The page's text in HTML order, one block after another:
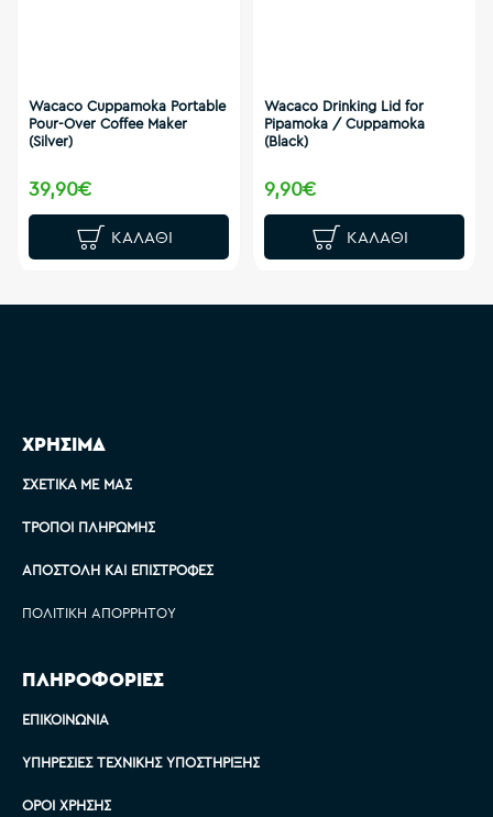
Wacaco Cuppamoka Portable
Pour-Over Coffee Maker
(Silver)
39,90€
ΚΑΛΆΘΙ
Wacaco Drinking Lid for
Pipamoka / Cuppamoka
(Black)
9,90€
ΚΑΛΆΘΙ
ΧΡΗΣΙΜΑ
ΣΧΕΤΙΚΆ ΜΕ ΜΑΣ
ΤΡΌΠΟΙ ΠΛΗΡΩΜΉΣ
ΑΠΟΣΤΟΛΉ ΚΑΙ ΕΠΙΣΤΡΟΦΈΣ
ΠΟΛΙΤΙΚΉ ΑΠΟΡΡΉΤΟΥ
ΠΛΗΡΟΦΟΡΙΕΣ
ΕΠΙΚΟΙΝΩΝΊΑ
ΥΠΗΡΕΣΊΕΣ ΤΕΧΝΙΚΉΣ ΥΠΟΣΤΉΡΙΞΗΣ
ΌΡΟΙ ΧΡΉΣΗΣ